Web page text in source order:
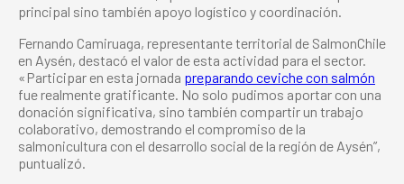
principal sino también apoyo logístico y coordinación.
Fernando Camiruaga, representante territorial de SalmonChile
en Aysén, destacó el valor de esta actividad para el sector.
«Participar en esta jornada preparando ceviche con salmón
fue realmente gratificante. No solo pudimos aportar con una
donación significativa, sino también compartir un trabajo
colaborativo, demostrando el compromiso de la
salmonicultura con el desarrollo social de la región de Aysén”,
puntualizó.